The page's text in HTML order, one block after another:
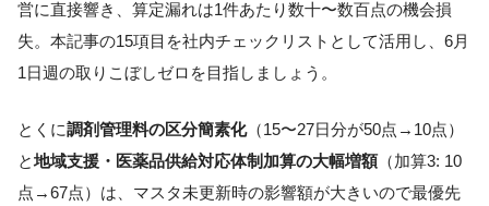
営に直接響き、算定漏れは1件あたり数十〜数百点の機会損
失。本記事の15項目を社内チェックリストとして活用し、6月
1日週の取りこぼしゼロを目指しましょう。
とくに調剤管理料の区分簡素化（15〜27日分が50点→10点）
と地域支援・医薬品供給対応体制加算の大幅増額（加算3: 10
点→67点）は、マスタ未更新時の影響額が大きいので最優先